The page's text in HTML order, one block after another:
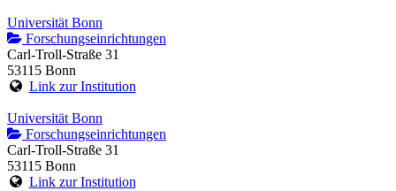
Universität Bonn
Forschungseinrichtungen
Carl-Troll-Straße 31
53115 Bonn
Link zur Institution
Universität Bonn
Forschungseinrichtungen
Carl-Troll-Straße 31
53115 Bonn
Link zur Institution